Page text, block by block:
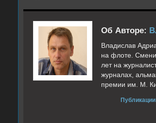
Об Авторе:
Владислав
на флоте.
лет на
журналах,
премии им. М.
Публикации